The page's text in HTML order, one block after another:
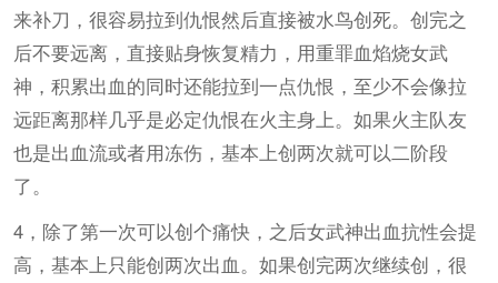
来补刀，很容易拉到仇恨然后直接被水鸟创死。创完之
后不要远离，直接贴身恢复精力，用重罪血焰烧女武
神，积累出血的同时还能拉到一点仇恨，至少不会像拉
远距离那样几乎是必定仇恨在火主身上。如果火主队友
也是出血流或者用冻伤，基本上创两次就可以二阶段
了。
4，除了第一次可以创个痛快，之后女武神出血抗性会提
高，基本上只能创两次出血。如果创完两次继续创，很